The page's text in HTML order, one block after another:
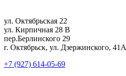
ул. Октябрьская 22
ул. Кирпичная 28 В
пер.Берлинского 29
г. Октябрьск, ул. Дзержинского, 41А
+7 (927) 614-05-69